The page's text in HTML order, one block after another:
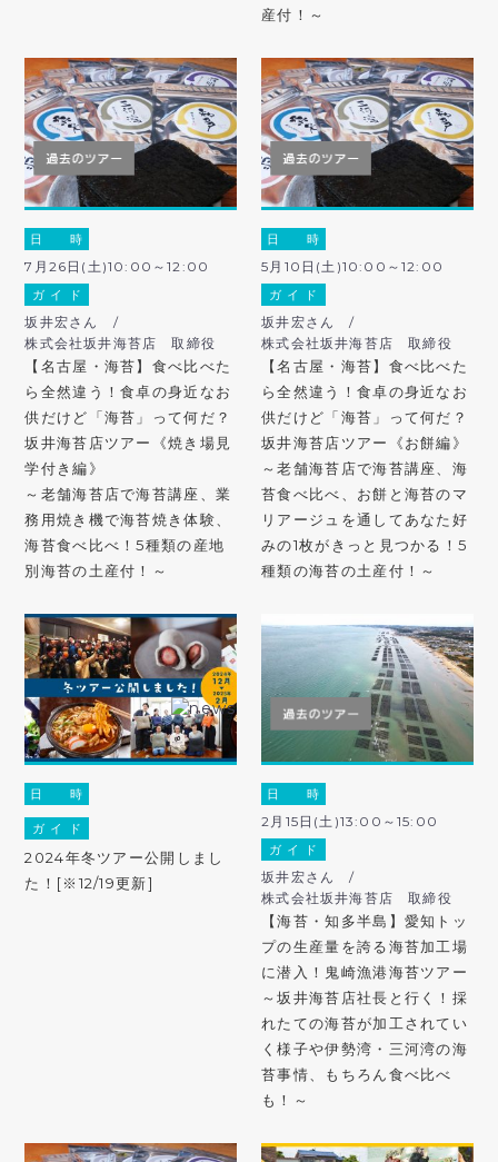
産付！～
日 時
7月26日(土)10:00～12:00
ガ イ ド
坂井宏さん /
株式会社坂井海苔店 取締役
【名古屋・海苔】食べ比べた
ら全然違う！食卓の身近なお
供だけど「海苔」って何だ？
坂井海苔店ツアー《焼き場見
学付き編》
～老舗海苔店で海苔講座、業
務用焼き機で海苔焼き体験、
海苔食べ比べ！5種類の産地
別海苔の土産付！～
日 時
5月10日(土)10:00～12:00
ガ イ ド
坂井宏さん /
株式会社坂井海苔店 取締役
【名古屋・海苔】食べ比べた
ら全然違う！食卓の身近なお
供だけど「海苔」って何だ？
坂井海苔店ツアー《お餅編》
～老舗海苔店で海苔講座、海
苔食べ比べ、お餅と海苔のマ
リアージュを通してあなた好
みの1枚がきっと見つかる！5
種類の海苔の土産付！～
日 時
ガ イ ド
2024年冬ツアー公開しまし
た！[※12/19更新]
日 時
2月15日(土)13:00～15:00
ガ イ ド
坂井宏さん /
株式会社坂井海苔店 取締役
【海苔・知多半島】愛知トッ
プの生産量を誇る海苔加工場
に潜入！鬼崎漁港海苔ツアー
～坂井海苔店社長と行く！採
れたての海苔が加工されてい
く様子や伊勢湾・三河湾の海
苔事情、もちろん食べ比べ
も！～